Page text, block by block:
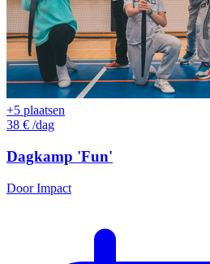
+5 plaatsen
38 € /dag
Dagkamp 'Fun'
Door Impact